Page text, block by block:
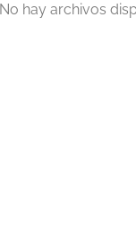
No hay archivos